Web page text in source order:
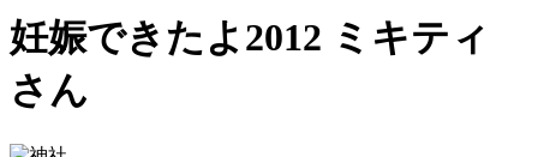
妊娠できたよ2012 ミキティ
さん